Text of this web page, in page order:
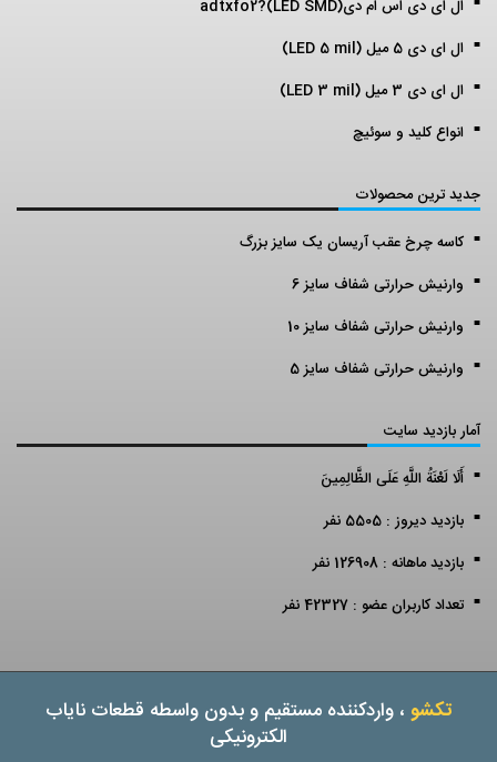
ال ای دی اس ام دی(LED SMD)?adtxfo2
ال ای دی 5 میل (LED 5 mil)
ال ای دی 3 میل (LED 3 mil)
انواع کلید و سوئیچ
جدید ترین محصولات
کاسه چرخ عقب آریسان یک سایز بزرگ
وارنیش حرارتی شفاف سایز 6
وارنیش حرارتی شفاف سایز 10
وارنیش حرارتی شفاف سایز 5
آمار بازدید سایت
أَلَا لَعْنَةُ اللَّهِ عَلَى الظَّالِمِينَ
بازدید دیروز : 5505 نفر
بازدید ماهانه : 126908 نفر
تعداد کاربران عضو : 42327 نفر
تکشو ، واردکننده مستقیم و بدون واسطه قطعات نایاب
الکترونیکی